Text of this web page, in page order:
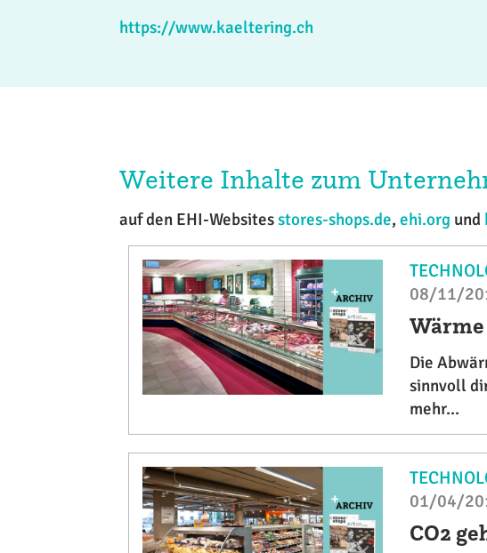
https://www.kaeltering.ch
Weitere Inhalte zum
auf den EHI-Websitesstores-shops.de,ehi.org und
08/11/
Die
sinnvoll
mehr...
01/04/
CO2